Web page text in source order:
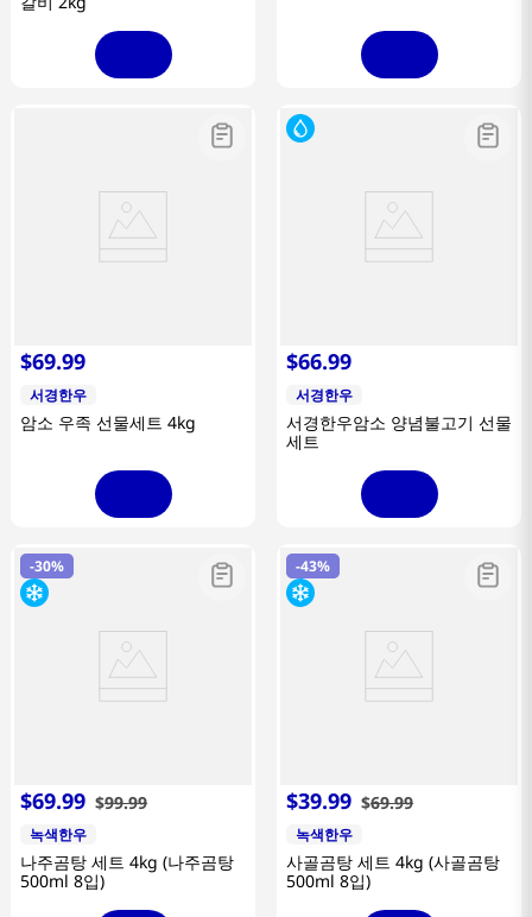
$69.99
서경한우
암소 우족 선물세트 4kg
$66.99
서경한우
서경한우암소 양념불고기 선물
세트
-30%
$69.99 $99.99
녹색한우
나주곰탕 세트 4kg (나주곰탕
500ml 8입)
-43%
$39.99 $69.99
녹색한우
사골곰탕 세트 4kg (사골곰탕
500ml 8입)